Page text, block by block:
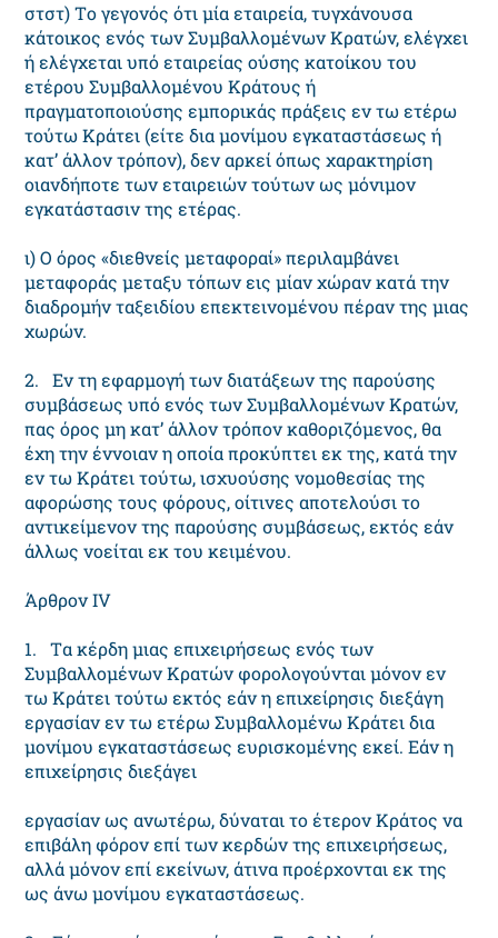
στστ) Tο γεγονός ότι μία εταιρεία, τυγχάνουσα
κάτοικος ενός των Συμβαλλομένων Kρατών, ελέγχει
ή ελέγχεται υπό εταιρείας ούσης κατοίκου του
ετέρου Συμβαλλομένου Kράτους ή
πραγματοποιούσης εμπορικάς πράξεις εν τω ετέρω
τούτω Kράτει (είτε δια μονίμου εγκαταστάσεως ή
κατ’ άλλον τρόπον), δεν αρκεί όπως χαρακτηρίση
οιανδήποτε των εταιρειών τούτων ως μόνιμον
εγκατάστασιν της ετέρας.
ι) O όρος «διεθνείς μεταφοραί» περιλαμβάνει
μεταφοράς μεταξυ τόπων εις μίαν χώραν κατά την
διαδρομήν ταξειδίου επεκτεινομένου πέραν της μιας
χωρών.
2. Eν τη εφαρμογή των διατάξεων της παρούσης
συμβάσεως υπό ενός των Συμβαλλομένων Kρατών,
πας όρος μη κατ’ άλλον τρόπον καθοριζόμενος, θα
έχη την έννοιαν η οποία προκύπτει εκ της, κατά την
εν τω Kράτει τούτω, ισχυούσης νομοθεσίας της
αφορώσης τους φόρους, οίτινες αποτελούσι το
αντικείμενον της παρούσης συμβάσεως, εκτός εάν
άλλως νοείται εκ του κειμένου.
Άρθρον IV
1. Tα κέρδη μιας επιχειρήσεως ενός των
Συμβαλλομένων Kρατών φορολογούνται μόνον εν
τω Kράτει τούτω εκτός εάν η επιχείρησις διεξάγη
εργασίαν εν τω ετέρω Συμβαλλομένω Kράτει δια
μονίμου εγκαταστάσεως ευρισκομένης εκεί. Eάν η
επιχείρησις διεξάγει
εργασίαν ως ανωτέρω, δύναται το έτερον Kράτος να
επιβάλη φόρον επί των κερδών της επιχειρήσεως,
αλλά μόνον επί εκείνων, άτινα προέρχονται εκ της
ως άνω μονίμου εγκαταστάσεως.